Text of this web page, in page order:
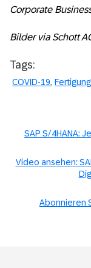
Corporate
Bilder via Schott
Tags:
COVID-19
SAP S/4HANA:
Video ansehen:
Abonnieren